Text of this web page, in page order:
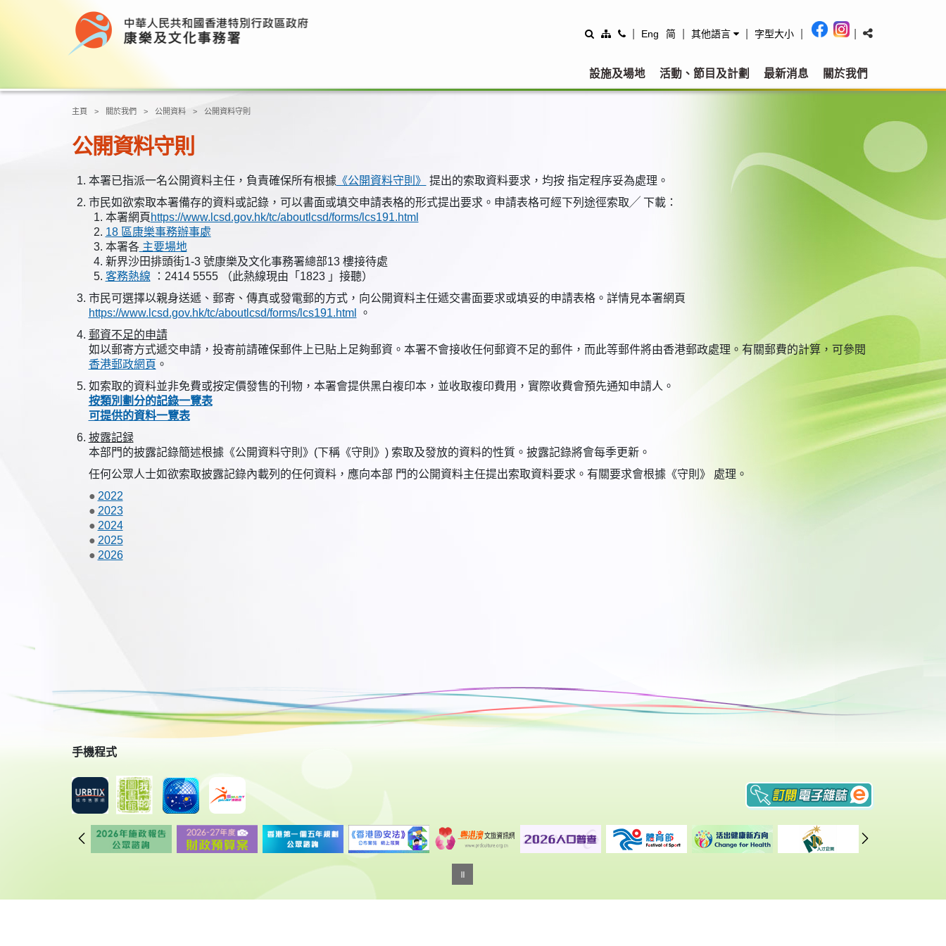
Eng 简 其他語言 字型大小
設施及場地 活動、節目及計劃 最新消息 關於我們
主頁 關於我們 公開資料 公開資料守則
公開資料守則
本署已指派一名公開資料主任，負責確保所有根據《公開資料守則》
提出的索取資料要求，均按 指定程序妥為處理。
市民如欲索取本署備存的資料或記錄，可以書面或填交申請表格的形式提出要求。申請表格可經下列途徑索取╱ 下載：
本署網頁 https://www.lcsd.gov.hk/tc/aboutlcsd/forms/lcs191.html
18 區康樂事務辦事處
本署各主要場地
新界沙田排頭街1-3 號康樂及文化事務署總部13 樓接待處
客務熱線 ：2414 5555 （此熱線現由「1823 」接聽）
市民可選擇以親身送遞、郵寄、傳真或發電郵的方式，向公開資料主任遞交書面要求或填妥的申請表格。詳情見本署網頁
https://www.lcsd.gov.hk/tc/aboutlcsd/forms/lcs191.html
。
郵資不足的申請
如以郵寄方式遞交申請，投寄前請確保郵件上已貼上足夠郵資。本署不會接收任何郵資不足的郵件，而此等郵件將由香港郵政處理。有關郵費的計算，可參閱
香港郵政網頁 。
如索取的資料並非免費或按定價發售的刊物，本署會提供黑白複印本，並收取複印費用，實際收費會預先通知申請人。
按類別劃分的記錄一覽表
可提供的資料一覽表
披露記録
本部門的披露記錄簡述根據《公開資料守則》(下稱《守則》) 索取及發放的資料的性質。披露記錄將會每季更新。
任何公眾人士如欲索取披露記錄內載列的任何資料，應向本部 門的公開資料主任提出索取資料要求。有關要求會根據《守則》 處理。
2022
2023
2024
2025
2026
手機程式